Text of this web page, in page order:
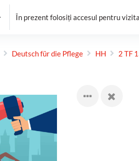
În prezent folosiți accesul pentru
Deutsch für die Pflege HH 2 TF